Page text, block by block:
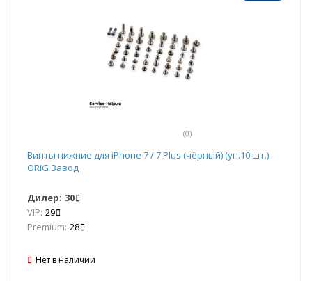
(0)
Винты нижние для iPhone 7 / 7 Plus (чёрный) (уп.10 шт.)
ORIG Завод
Дилер: 30
VIP: 29
Premium: 28
Нет в наличии